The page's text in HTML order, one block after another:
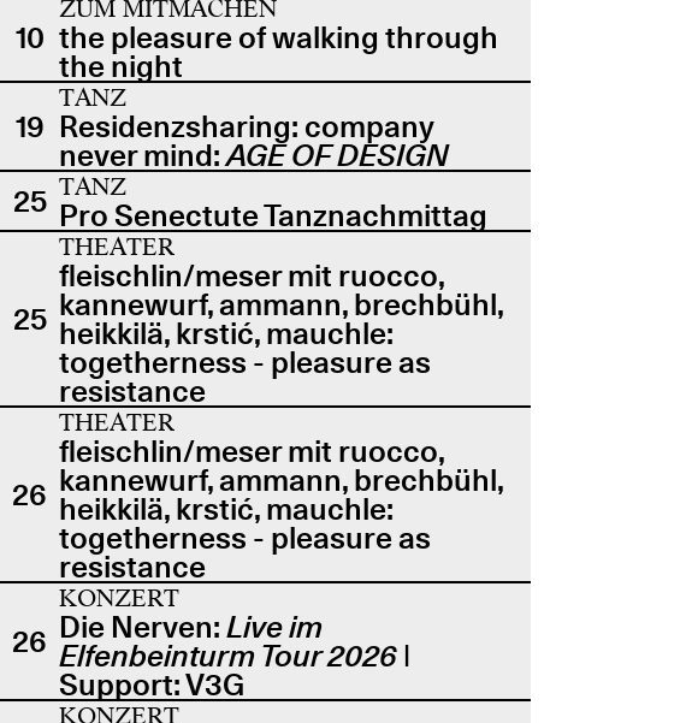
10
ZUM MITMACHEN
the pleasure of walking through
the night
19
TANZ
Residenzsharing: company
never mind:AGE OF DESIGN
25 TANZ
Pro Senectute Tanznachmittag
25
THEATER
fleischlin/meser mit ruocco,
kannewurf, ammann, brechbühl,
heikkilä, krstić, mauchle:
togetherness - pleasure as
resistance
26
THEATER
fleischlin/meser mit ruocco,
kannewurf, ammann, brechbühl,
heikkilä, krstić, mauchle:
togetherness - pleasure as
resistance
26
KONZERT
Die Nerven:Live im
Elfenbeinturm Tour 2026 |
Support: V3G
KONZERT